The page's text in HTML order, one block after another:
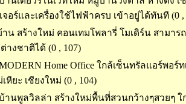
จอร์และเครื่องใช้ไฟฟ้าครบ เข้าอยู่ได้ทันที (0 ,
น สร้างใหม่ คอนเทมโพลารี่ โมเดิร์น สามารถ
างชาติได้ (0 , 107)
Home Office ใกล้เซ็นทรัลแอร์พอร์
หียะ เชียงใหม่ (0 , 104)
านพูลวิลล่า สร้างใหม่พื้นที่สวนกว้างๆสวยๆ